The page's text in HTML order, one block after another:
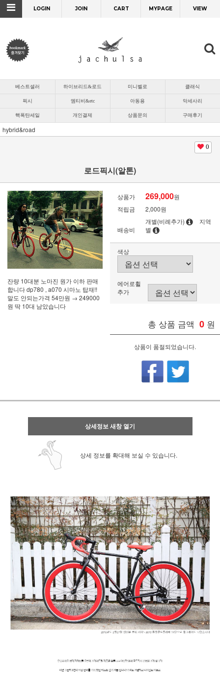
LOGIN JOIN CART MYPAGE VIEW
베스트셀러 하이브리드&로드 미니벨로 클래식
픽시 엠티비&etc 아동용 악세사리
핵폭탄세일 개인결제 상품문의 구매후기
hybrid&road
0
로드픽시(알톤)
잔량 10대분 노마진 원가 이하 판매
합니다 dp780 , a070 시마노 탑재!!
말도 안되는가격 54만원 → 249000
원 딱 10대 남았습니다
상품가 269,000원
적립금
2,000원
배송비
개별(비례추가)
지역
별
색상
에어로휠
추가
총 상품 금액 0 원
상품이 품절되었습니다.
상세정보 새창 열기
상세 정보를 확대해 보실 수 있습니다.